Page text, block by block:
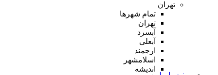
تهران
تمام شهر‌ها
تهران
آبسرد
آبعلی
ارجمند
اسلامشهر
اندیشه